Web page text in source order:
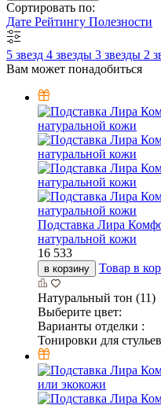
Сортировать по:
Дате Рейтингу Полезности
5 звезд 4 звезды 3 звезды 2
Вам может понадобиться
Подставка Лира
натуральной кожи
16 533
в корзину Товар в
Натуральный тон (11)
Выберите цвет:
Варианты отделки :
Тонировки для